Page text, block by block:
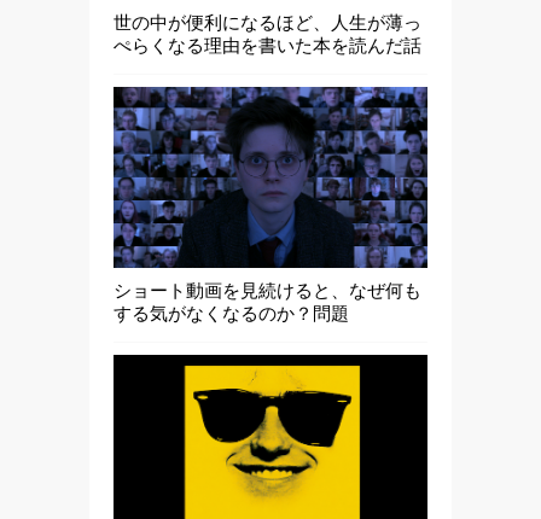
世の中が便利になるほど、人生が薄っ
ぺらくなる理由を書いた本を読んだ話
ショート動画を見続けると、なぜ何も
する気がなくなるのか？問題